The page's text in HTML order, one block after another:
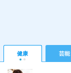
健康 芸能